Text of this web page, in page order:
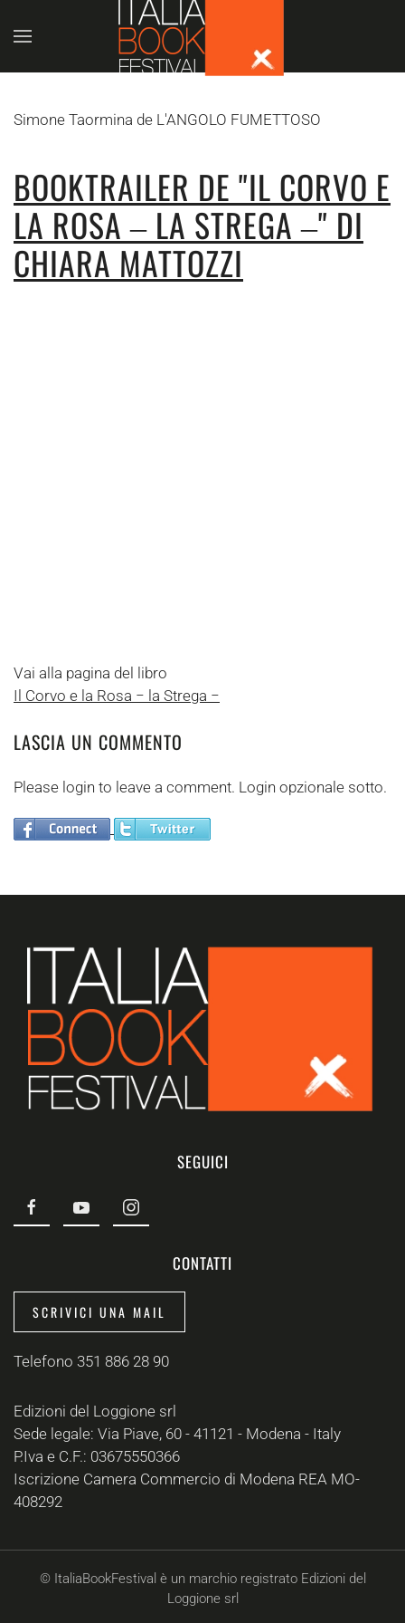
Skip to main content
Simone Taormina de L'ANGOLO FUMETTOSO
BOOKTRAILER DE "IL CORVO E
LA ROSA ‒ LA STREGA ‒" DI
CHIARA MATTOZZI
Vai alla pagina del libro
Il Corvo e la Rosa − la Strega −
LASCIA UN COMMENTO
Please login to leave a comment. Login opzionale sotto.
SEGUICI
CONTATTI
SCRIVICI UNA MAIL
Telefono 351 886 28 90
Edizioni del Loggione srl
Sede legale: Via Piave, 60 - 41121 - Modena - Italy
P.Iva e C.F.: 03675550366
Iscrizione Camera Commercio di Modena REA MO-
408292
© ItaliaBookFestival è un marchio registrato Edizioni del
Loggione srl